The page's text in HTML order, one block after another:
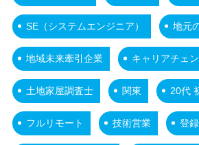
SE（システムエンジニア） 地元
地域未来牽引企業 キャリアチェ
土地家屋調査士 関東 20代
フルリモート 技術営業 登